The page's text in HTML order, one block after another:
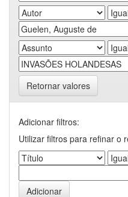
Retornar valores
Adicionar filtros:
Utilizar filtros para refinar o